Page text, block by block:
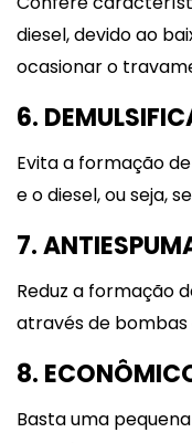
diesel, devido ao
ocasionar o
6.
Evita a formação
e o diesel, ou seja,
7.
Reduz a formação
através de
8.
Basta uma